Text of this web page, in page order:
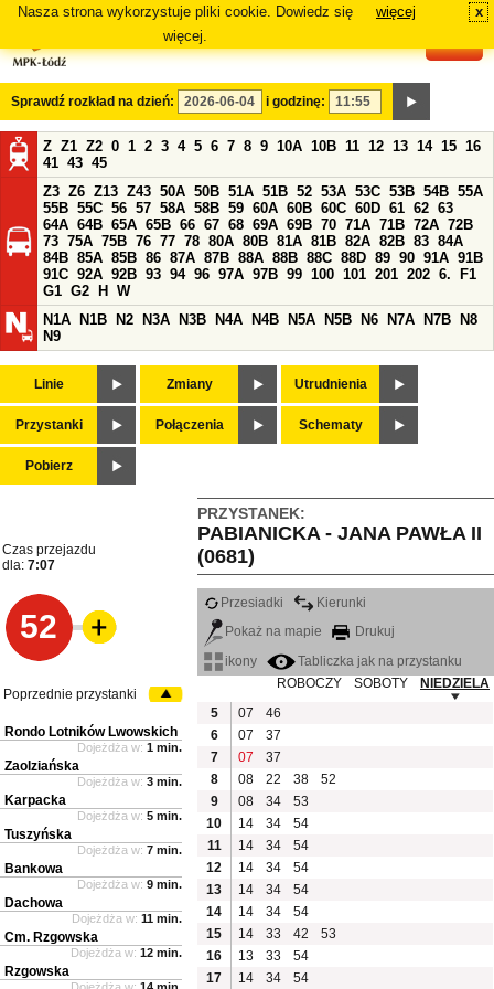
Nasza strona wykorzystuje pliki cookie. Dowiedz się
więcej.
więcej x
Sprawdź rozkład na dzień: i godzinę:
Z Z1 Z2 0 1 2 3 4 5 6 7 8 9 10A 10B 11 12 13 14 15 16
41 43 45
Z3 Z6 Z13 Z43 50A 50B 51A 51B 52 53A 53C 53B 54B 55A
55B 55C 56 57 58A 58B 59 60A 60B 60C 60D 61 62 63
64A 64B 65A 65B 66 67 68 69A 69B 70 71A 71B 72A 72B
73 75A 75B 76 77 78 80A 80B 81A 81B 82A 82B 83 84A
84B 85A 85B 86 87A 87B 88A 88B 88C 88D 89 90 91A 91B
91C 92A 92B 93 94 96 97A 97B 99 100 101 201 202 6.
F1
G1 G2 H
W
N1A
N1B N2 N3A N3B N4A N4B N5A N5B N6 N7A N7B
N8
N9
Linie Zmiany Utrudnienia
Przystanki Połączenia Schematy
Pobierz
PRZYSTANEK:
PABIANICKA - JANA PAWŁA II
(0681)
Czas przejazdu
dla: 7:07
52
Przesiadki
Kierunki
Pokaż na mapie
Drukuj
ikony
Tabliczka jak na przystanku
ROBOCZY
SOBOTY
NIEDZIELA
5
07
46
6
07
37
7
07
37
8
08 22 38
52
9
08 34
53
10
14 34
54
11
14 34
54
12
14 34
54
13
14 34
54
14
14 34
54
15
14 33 42
53
16
13 33
54
17
14 34 54
Poprzednie przystanki
Rondo Lotników Lwowskich
Dojeżdża w: 1 min.
Zaolziańska
Dojeżdża w: 3 min.
Karpacka
Dojeżdża w: 5 min.
Tuszyńska
Dojeżdża w: 7 min.
Bankowa
Dojeżdża w: 9 min.
Dachowa
Dojeżdża w: 11 min.
Cm. Rzgowska
Dojeżdża w: 12 min.
Rzgowska